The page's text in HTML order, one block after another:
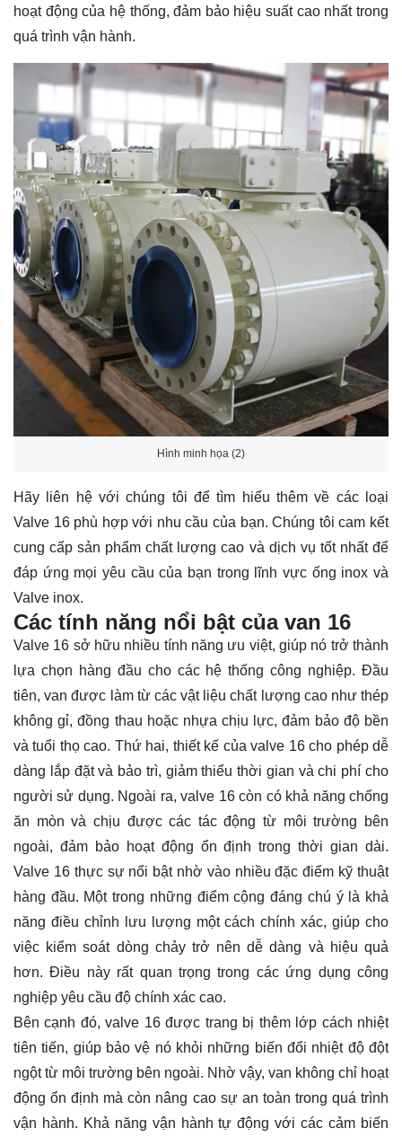
hoạt động của hệ thống, đảm bảo hiệu suất cao nhất trong
quá trình vận hành.
Hình minh họa (2)
Hãy liên hệvới chúng tôi để tìm hiểu thêm về các loại
Valve 16 phù hợp với nhu cầu của bạn. Chúng tôi cam kết
cung cấp sản phẩm chất lượng cao và dịch vụ tốt nhất để
đáp ứng mọi yêu cầu của bạn trong lĩnh vực ống inox và
Valve inox.
Các tính năng nổi bật của van 16
Valve 16 sở hữu nhiều tính năng ưu việt, giúp nó trở thành
lựa chọn hàng đầu cho các hệ thống công nghiệp. Đầu
tiên, van được làm từ các vật liệu chất lượng cao như thép
không gỉ, đồng thau hoặc nhựa chịu lực, đảm bảo độ bền
và tuổi thọ cao. Thứ hai, thiết kế của valve 16 cho phép dễ
dàng lắp đặt và bảo trì, giảm thiểu thời gian và chi phí cho
người sử dụng. Ngoài ra, valve 16 còn có khả năng chống
ăn mòn và chịu được các tác động từ môi trường bên
ngoài, đảm bảo hoạt động ổn định trong thời gian dài.
Valve 16 thực sự nổi bật nhờ vào nhiều đặc điểm kỹ thuật
hàng đầu. Một trong những điểm cộng đáng chú ý là khả
năng điều chỉnh lưu lượng một cách chính xác, giúp cho
việc kiểm soát dòng chảy trở nên dễ dàng và hiệu quả
hơn. Điều này rất quan trọng trong các ứng dụng công
nghiệp yêu cầu độ chính xác cao.
Bên cạnh đó, valve 16 được trang bị thêm lớp cách nhiệt
tiên tiến, giúp bảo vệ nó khỏi những biến đổi nhiệt độ đột
ngột từ môi trường bên ngoài. Nhờ vậy, van không chỉ hoạt
động ổn định mà còn nâng cao sự an toàn trong quá trình
vận hành. Khả năng vận hành tự động với các cảm biến